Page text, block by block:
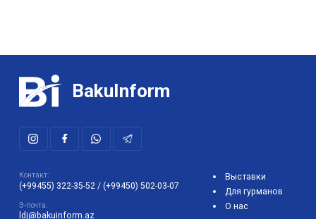
BakuInform
Контакт:
(+99455) 322-35-52 / (+99450) 502-03-07
Э-почта:
ldj@bakuinform.az
Выставки
Для гурманов
О нас